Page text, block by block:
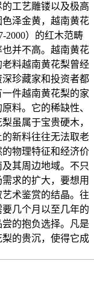
的工艺雕镂以及极高
泽金黄，越南黄花
2000）的红木范畴
并不高。越南黄花
料越南黄花梨曾经
珍藏家和投资者都
件越南黄花梨的家
料。它的稀缺性、
虽属于宝贵硬木，
新料往往无法取老
物理特征和经济价
其周边地域。不只
求的扩大，要想用
术鉴赏的结晶。往
几个月以至几年的
的抱负选择。凡是
的贵沉，使得它成